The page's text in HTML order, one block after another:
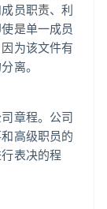
员职责、利
是单一成员
为该文件有
离。
章程。公司
高级职员的
表决的程